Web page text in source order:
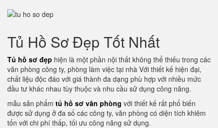
Tủ Hồ Sơ Đẹp Tốt Nhất
Tủ hồ sơ đẹp hiện là một phần nội thất không thể thiếu trong các
văn phòng công ty, phòng làm việc tại nhà Với thiết kế hiện đại,
chất liệu độc đáo với giá thành đa dạng phù hợp với nhiều mức
đầu tư khác nhau tùy thuộc và nhu cầu sử dụng công năng.
mẫu sản phẩm tủ hồ sơ văn phòng với thiết kế rất phổ biến
được sử dụng ở đa số các công ty, văn phòng có diện tích khiêm
tốn với chi phí thấp, tối ưu công năng sử dụng.